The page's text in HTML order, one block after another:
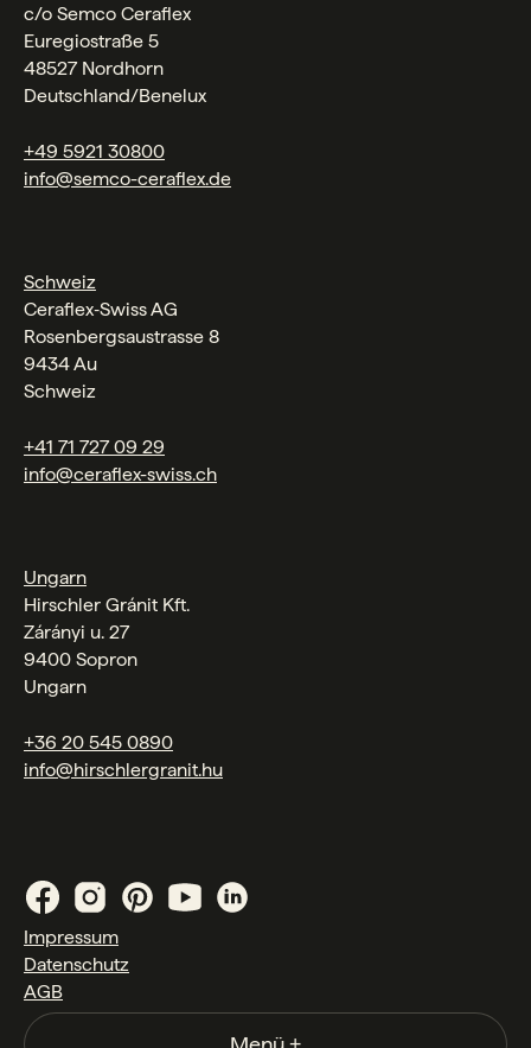
c/o Semco Ceraflex
Euregiostraße 5
48527 Nordhorn
Deutschland/Benelux
+49 5921 30800
info@semco-ceraflex.de
Schweiz
Ceraflex‑Swiss AG
Rosenbergsaustrasse 8
9434 Au
Schweiz
+41 71 727 09 29
info@ceraflex-swiss.ch
Ungarn
Hirschler Gránit Kft.
Zárányi u. 27
9400 Sopron
Ungarn
+36 20 545 0890
info@hirschlergranit.hu
Impressum
Datenschutz
AGB